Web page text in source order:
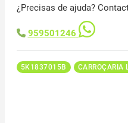
¿Precisas de ajuda?
959501246
5K1837015B CARROÇARIA